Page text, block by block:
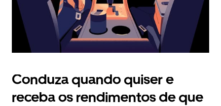
Conduza quando quiser e
receba os rendimentos de que